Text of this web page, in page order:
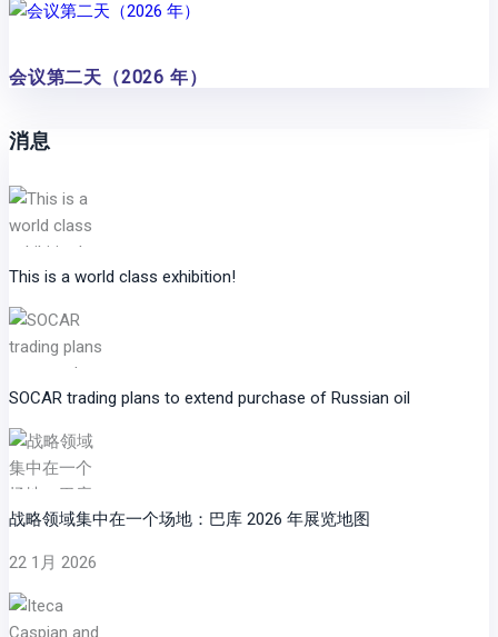
会议第二天（2026 年）
消息
This is a world class exhibition!
SOCAR trading plans to extend purchase of Russian oil
战略领域集中在一个场地：巴库 2026 年展览地图
22 1月 2026